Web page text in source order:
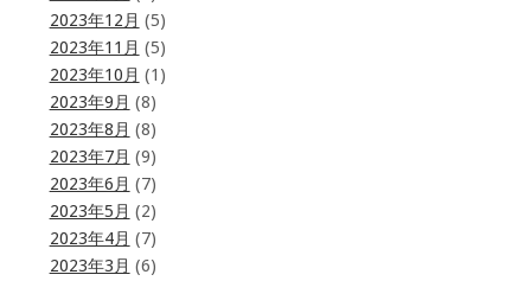
2023年12月 (5)
2023年11月 (5)
2023年10月 (1)
2023年9月 (8)
2023年8月 (8)
2023年7月 (9)
2023年6月 (7)
2023年5月 (2)
2023年4月 (7)
2023年3月 (6)